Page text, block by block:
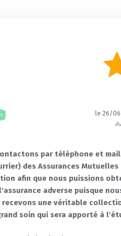
le 26/
par téléphone et
des Assurances Mutuelles
afin que nous puissions
adverse puisque
une véritable
soin qui sera apporté à